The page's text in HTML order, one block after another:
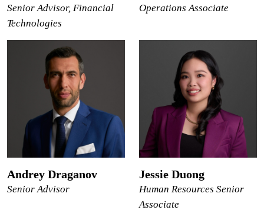
Senior Advisor, Financial
Technologies
Operations Associate
Andrey Draganov
Senior Advisor
Jessie Duong
Human Resources Senior
Associate